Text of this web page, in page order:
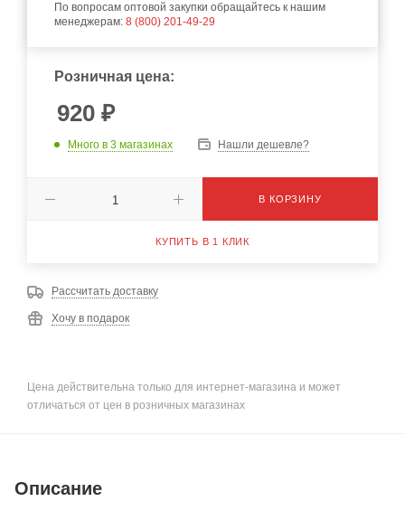
По вопросам оптовой закупки обращайтесь к нашим
менеджерам: 8 (800) 201-49-29
Розничная цена:
920 ₽
Много в 3 магазинах Нашли дешевле?
В КОРЗИНУ
КУПИТЬ В 1 КЛИК
Рассчитать доставку
Хочу в подарок
Цена действительна только для интернет-магазина и может
отличаться от цен в розничных магазинах
Описание